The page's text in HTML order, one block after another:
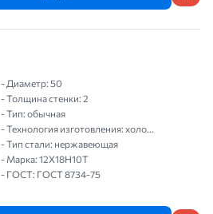
- Диаметр: 50
- Толщина стенки: 2
- Тип: обычная
- Технология изготовления: холо...
- Тип стали: нержавеющая
- Марка: 12Х18Н10Т
- ГОСТ: ГОСТ 8734-75